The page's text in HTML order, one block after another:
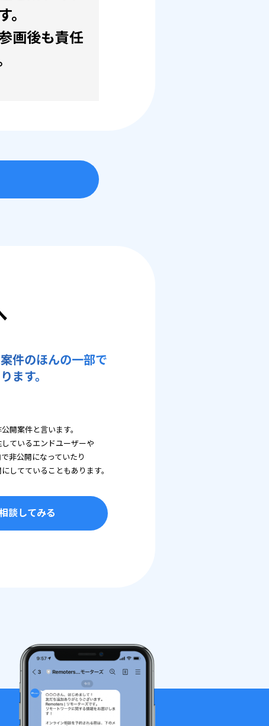
画後も責任
件のほんの一部で
ます。
開案件と言います。
ているエンドユーザーや
非公開になっていたり
してていることもあります。
談してみる